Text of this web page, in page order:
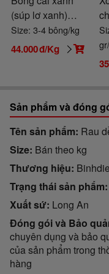
(súp lơ xanh)
VietGAP
Size: 3-4 bông/kg
44.000đ/Kg
Sản phẩm và đóng
Tên sản phẩm Rau
Size Bán theo kg
Thương hiệu
Trạng thái sản phẩm
Xuất sứ Long An
Đóng gói và Bảo
chuyên dụng và bảo
của sản phẩm trong
hàng